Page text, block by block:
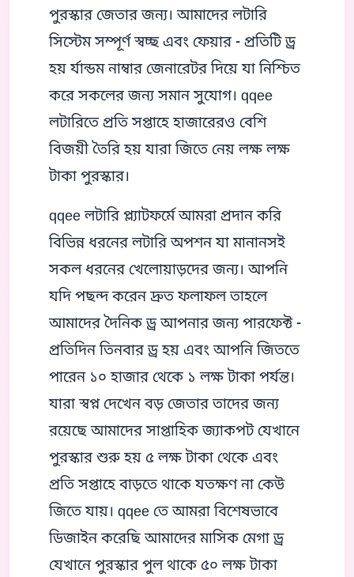
পুরস্কার জেতার জন্য। আমাদের লটারি
সিস্টেম সম্পূর্ণ স্বচ্ছ এবং ফেয়ার - প্রতিটি ড্র
হয় র্যান্ডম নাম্বার জেনারেটর দিয়ে যা নিশ্চিত
করে সকলের জন্য সমান সুযোগ। qqee
লটারিতে প্রতি সপ্তাহে হাজারেরও বেশি
বিজয়ী তৈরি হয় যারা জিতে নেয় লক্ষ লক্ষ
টাকা পুরস্কার।
qqee লটারি প্ল্যাটফর্মে আমরা প্রদান করি
বিভিন্ন ধরনের লটারি অপশন যা মানানসই
সকল ধরনের খেলোয়াড়দের জন্য। আপনি
যদি পছন্দ করেন দ্রুত ফলাফল তাহলে
আমাদের দৈনিক ড্র আপনার জন্য পারফেক্ট -
প্রতিদিন তিনবার ড্র হয় এবং আপনি জিততে
পারেন ১০ হাজার থেকে ১ লক্ষ টাকা পর্যন্ত।
যারা স্বপ্ন দেখেন বড় জেতার তাদের জন্য
রয়েছে আমাদের সাপ্তাহিক জ্যাকপট যেখানে
পুরস্কার শুরু হয় ৫ লক্ষ টাকা থেকে এবং
প্রতি সপ্তাহে বাড়তে থাকে যতক্ষণ না কেউ
জিতে যায়। qqee তে আমরা বিশেষভাবে
ডিজাইন করেছি আমাদের মাসিক মেগা ড্র
যেখানে পুরস্কার পুল থাকে ৫০ লক্ষ টাকা